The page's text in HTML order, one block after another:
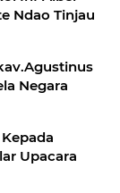
Ndao Tinjau
Negara